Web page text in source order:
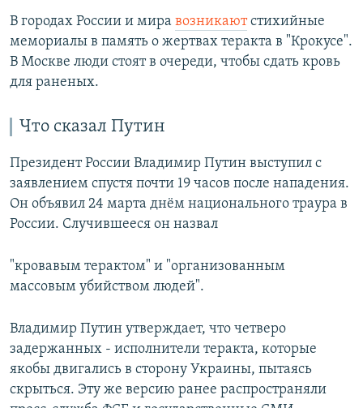
В городах России и мира возникаютстихийные
мемориалы в память о жертвах теракта в "Крокусе".
В Москве люди стоят в очереди, чтобы сдать кровь
для раненых.
Что сказал Путин
Президент России Владимир Путин выступил с
заявлением спустя почти 19 часов после нападения.
Он объявил 24 марта днём национального траура в
России. Случившееся он назвал
"кровавым терактом" и "организованным
массовым убийством людей".
Владимир Путин утверждает, что четверо
задержанных - исполнители теракта, которые
якобы двигались в сторону Украины, пытаясь
скрыться. Эту же версию ранее распространяли